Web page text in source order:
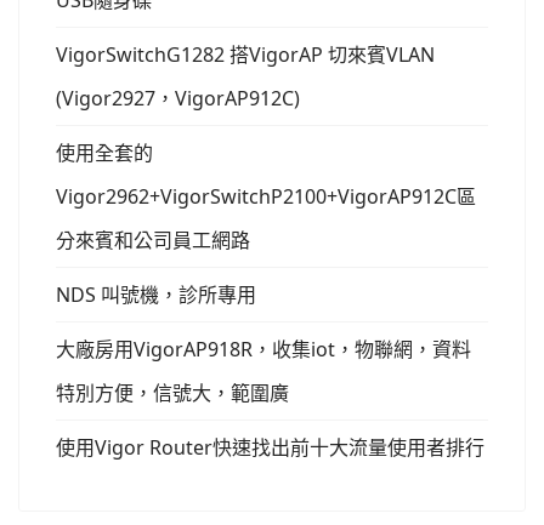
VigorSwitchG1282 搭VigorAP 切來賓VLAN
(Vigor2927，VigorAP912C)
使用全套的
Vigor2962+VigorSwitchP2100+VigorAP912C區
分來賓和公司員工網路
NDS 叫號機，診所專用
大廠房用VigorAP918R，收集iot，物聯網，資料
特別方便，信號大，範圍廣
使用Vigor Router快速找出前十大流量使用者排行